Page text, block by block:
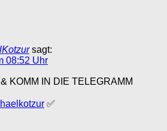
sagt:
08:52 Uhr
KOMM IN DIE TELEGRAMM
✅